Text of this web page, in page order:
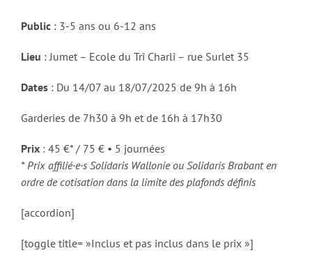
Public : 3-5 ans ou 6-12 ans
Lieu : Jumet – Ecole du Trî Charlî – rue Surlet 35
Dates : Du 14/07 au 18/07/2025 de 9h à 16h
Garderies de 7h30 à 9h et de 16h à 17h30
Prix : 45 €* / 75 € • 5 journées
* Prix affilié·e·s Solidaris Wallonie ou Solidaris Brabant en
ordre de cotisation dans la limite des plafonds définis
[accordion]
[toggle title= »Inclus et pas inclus dans le prix »]